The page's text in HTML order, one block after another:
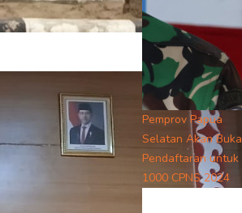
Pemprov Papua
Selatan Akan Buka
Pendaftaran untuk
1000 CPNS 2024